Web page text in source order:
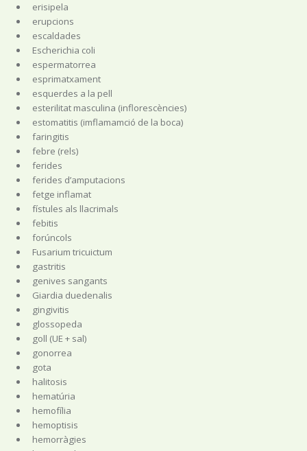
erisipela
erupcions
escaldades
Escherichia coli
espermatorrea
esprimatxament
esquerdes a la pell
esterilitat masculina (inflorescències)
estomatitis (imflamamció de la boca)
faringitis
febre (rels)
ferides
ferides d’amputacions
fetge inflamat
fístules als llacrimals
febitis
forúncols
Fusarium tricuictum
gastritis
genives sangants
Giardia duedenalis
gingivitis
glossopeda
goll (UE + sal)
gonorrea
gota
halitosis
hematúria
hemofília
hemoptisis
hemorràgies